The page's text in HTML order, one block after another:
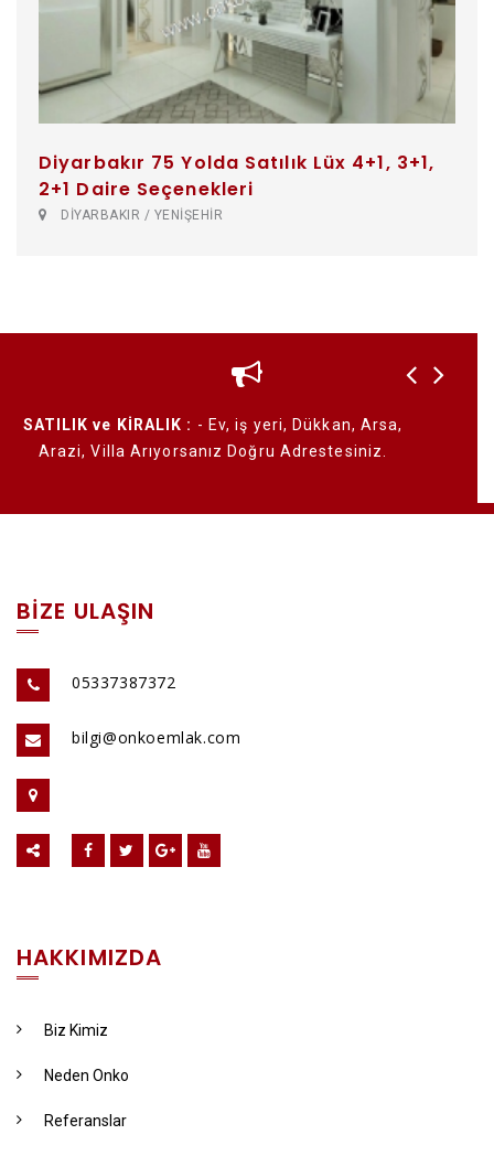
Diyarbakır 75 Yolda Satılık Lüx 4+1, 3+1,
2+1 Daire Seçenekleri
DİYARBAKIR / YENİŞEHİR
Arsa,
Emlak Franchise- Çalışan Değil İşveren Ol!
BİZE ULAŞIN
05337387372
bilgi@onkoemlak.com
HAKKIMIZDA
Biz Kimiz
Neden Onko
Referanslar